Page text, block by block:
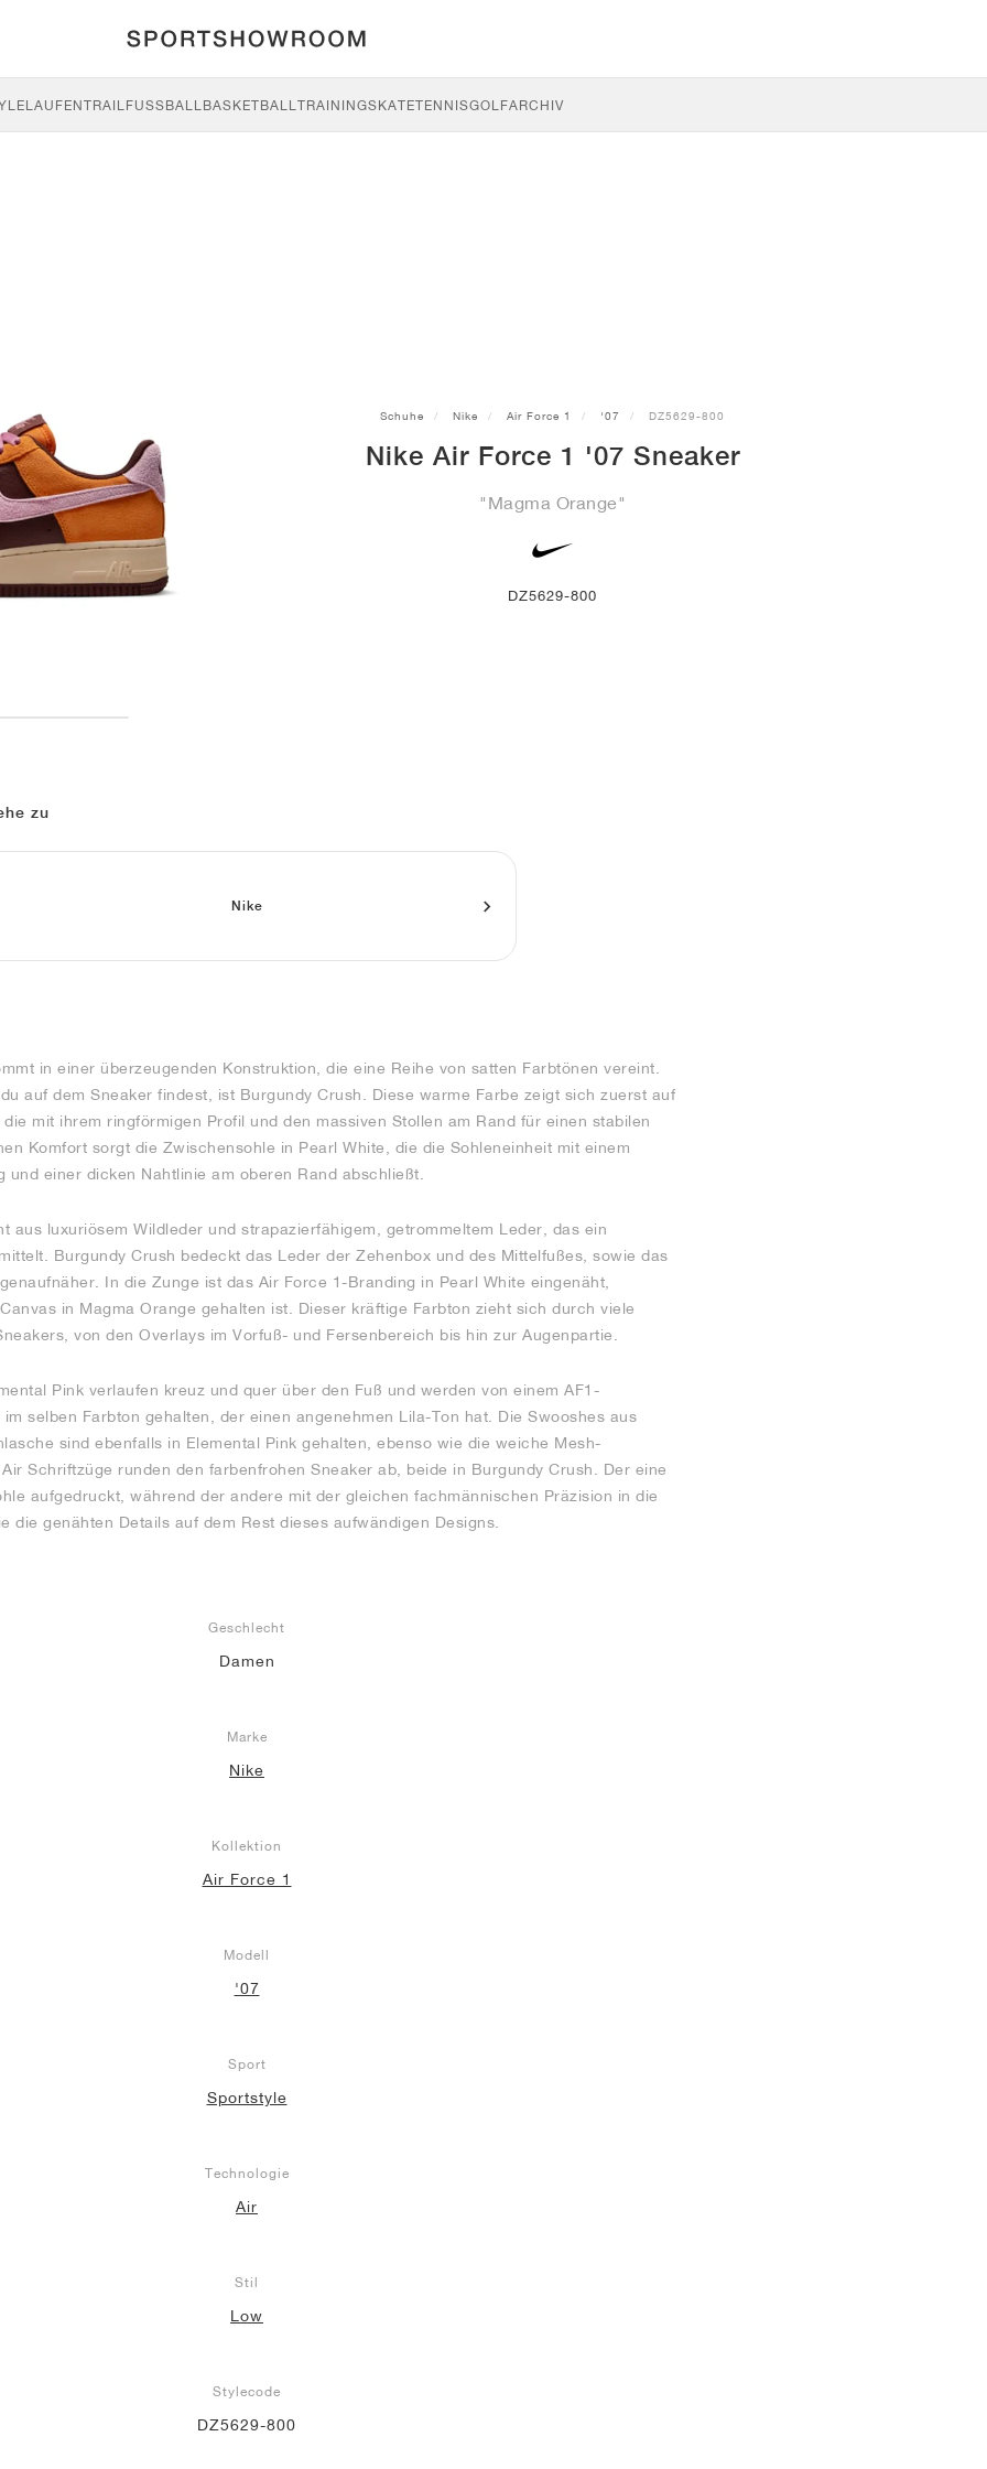
LAUFENTRAILFUSSBALL BASKETBALLTRAININGSKATETENNISGOLFARCHIV
Schuhe Nike Air Force 1 '07 DZ5629-800
Nike Air Force 1 '07 Sneaker
"Magma Orange"
DZ5629-800
zu
Nike
in einer überzeugenden Konstruktion, die eine Reihe von satten Farbtönen vereint.
auf dem Sneaker findest, ist Burgundy Crush. Diese warme Farbe zeigt sich zuerst auf
mit ihrem ringförmigen Profil und den massiven Stollen am Rand für einen stabilen
Komfort sorgt die Zwischensohle in Pearl White, die die Sohleneinheit mit einem
und einer dicken Nahtlinie am oberen Rand abschließt.
aus luxuriösem Wildleder und strapazierfähigem, getrommeltem Leder, das ein
Burgundy Crush bedeckt das Leder der Zehenbox und des Mittelfußes, sowie das
In die Zunge ist das Air Force 1-Branding in Pearl White eingenäht,
in Magma Orange gehalten ist. Dieser kräftige Farbton zieht sich durch viele
von den Overlays im Vorfuß- und Fersenbereich bis hin zur Augenpartie.
Pink verlaufen kreuz und quer über den Fuß und werden von einem AF1-
selben Farbton gehalten, der einen angenehmen Lila-Ton hat. Die Swooshes aus
sind ebenfalls in Elemental Pink gehalten, ebenso wie die weiche Mesh-
Schriftzüge runden den farbenfrohen Sneaker ab, beide in Burgundy Crush. Der eine
aufgedruckt, während der andere mit der gleichen fachmännischen Präzision in die
die genähten Details auf dem Rest dieses aufwändigen Designs.
Geschlecht
Damen
Marke
Nike
Kollektion
Air Force 1
Modell
'07
Sport
Sportstyle
Technologie
Air
Stil
Low
Stylecode
DZ5629-800